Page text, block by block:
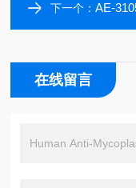
下一个：AE-310550-
在线留言